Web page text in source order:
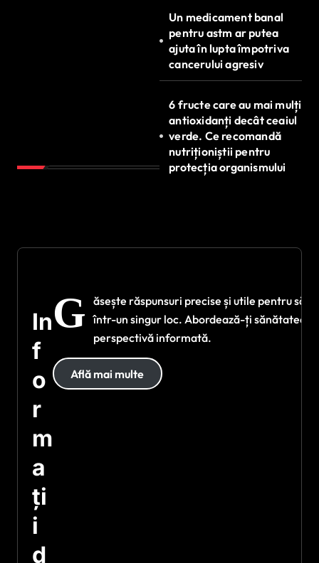
Un medicament banal
pentru astm ar putea
ajuta în lupta împotriva
cancerului agresiv
6 fructe care au mai mulți
antioxidanți decât ceaiul
verde. Ce recomandă
nutriționiștii pentru
protecția organismului
In
f
o
r
m
a
ți
i
d
G ăsește răspunsuri precise și utile pentru
într-un singur loc. Abordează-ți sănătatea
perspectivă informată.
Află mai multe